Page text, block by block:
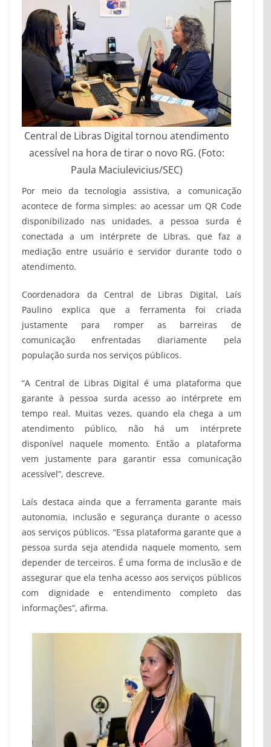
Central de Libras Digital tornou atendimento
acessível na hora de tirar o novo RG. (Foto:
Paula Maciulevicius/SEC)
Por meio da tecnologia assistiva, a comunicação
acontece de forma simples: ao acessar um QR Code
disponibilizado nas unidades, a pessoa surda é
conectada a um intérprete de Libras, que faz a
mediação entre usuário e servidor durante todo o
atendimento.
Coordenadora da Central de Libras Digital, Laís
Paulino explica que a ferramenta foi criada
justamente para romper as barreiras de
comunicação enfrentadas diariamente pela
população surda nos serviços públicos.
“A Central de Libras Digital é uma plataforma que
garante à pessoa surda acesso ao intérprete em
tempo real. Muitas vezes, quando ela chega a um
atendimento público, não há um intérprete
disponível naquele momento. Então a plataforma
vem justamente para garantir essa comunicação
acessível”, descreve.
Laís destaca ainda que a ferramenta garante mais
autonomia, inclusão e segurança durante o acesso
aos serviços públicos. “Essa plataforma garante que a
pessoa surda seja atendida naquele momento, sem
depender de terceiros. É uma forma de inclusão e de
assegurar que ela tenha acesso aos serviços públicos
com dignidade e entendimento completo das
informações”, afirma.